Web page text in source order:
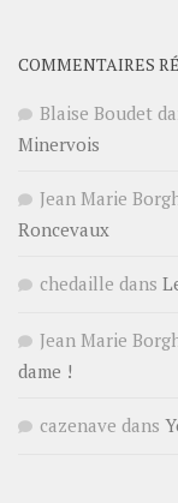
COMMENTAIRES
Blaise Boudet
Minervois
Jean Marie
Roncevaux
chedaille dans
Jean Marie
dame !
cazenave dans